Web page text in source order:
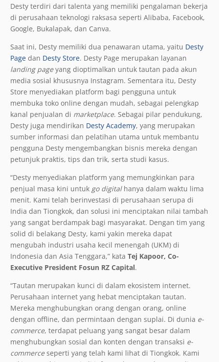
Desty terdiri dari talenta yang memiliki pengalaman bekerja
di perusahaan teknologi raksasa seperti Alibaba, Facebook,
Google, Bukalapak, dan Canva.
Saat ini, Desty memiliki dua penawaran utama, yaitu Desty
Page dan Desty Store. Desty Page merupakan layanan
landing pageyang dioptimalkan untuk tautan pada akun
media sosial khususnya Instagram. Sementara itu, Desty
Store menyediakan platform bagi pengguna untuk
membuka toko online dengan mudah, sebagai pelengkap
kanal penjualan di marketplace. Sebagai pilar pendukung,
Desty juga mendirikan Desty Academy, yang merupakan
sumber informasi dan pelatihan utama untuk membantu
pengguna Desty mengembangkan bisnis mereka dengan
petunjuk praktis, tips dan trik, serta studi kasus.
“Desty menyediakan platform yang memungkinkan para
penjual masa kini untuk go digitalhanya dalam waktu lima
menit. Kami telah berinvestasi di perusahaan serupa di
India dan Tiongkok, dan solusi ini menciptakan nilai tambah
yang sangat berdampak bagi masyarakat. Dengan tim yang
solid di belakang Desty, kami yakin mereka dapat
mengubah industri usaha kecil menengah (UKM) di
Indonesia dan Asia Tenggara,” kata Tej Kapoor, Co-
Executive President Fosun RZ Capital.
“Tautan merupakan kunci di dalam ekosistem internet.
Perusahaan internet yang hebat menciptakan tautan.
Mereka menghubungkan orang dengan orang, online
dengan offline, dan permintaan dengan suplai. Di dunia e-
commerce, terdapat peluang yang sangat besar dalam
menghubungkan sosial dan konten dengan transaksi e-
commerceseperti yang telah kami lihat di Tiongkok. Kami